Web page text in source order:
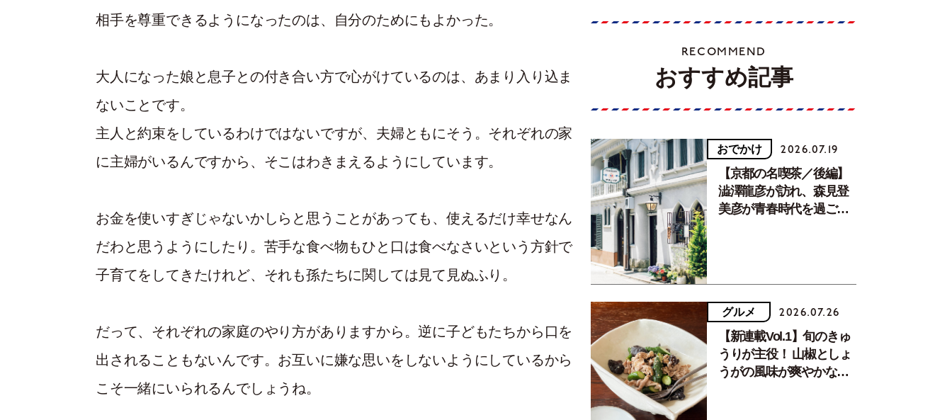
相手を尊重できるようになったのは、自分のためにもよかった。
大人になった娘と息子との付き合い方で心がけているのは、あまり入り込ま
ないことです。
主人と約束をしているわけではないですが、夫婦ともにそう。それぞれの家
に主婦がいるんですから、そこはわきまえるようにしています。
お金を使いすぎじゃないかしらと思うことがあっても、使えるだけ幸せなん
だわと思うようにしたり。苦手な食べ物もひと口は食べなさいという方針で
子育てをしてきたけれど、それも孫たちに関しては見て見ぬふり。
だって、それぞれの家庭のやり方がありますから。逆に子どもたちから口を
出されることもないんです。お互いに嫌な思いをしないようにしているから
こそ一緒にいられるんでしょうね。
RECOMMEND
おすすめ記事
おでかけ 2026.07.19
【京都の名喫茶／後編】
澁澤龍彦が訪れ、森見登
美彦が青春時代を過ごし
グルメ 2026.07.26
【新連載Vol.1】旬のきゅ
うりが主役！ 山椒としょ
うがの風味が爽やかな、